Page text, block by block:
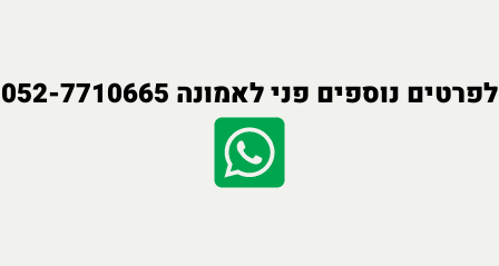
לפרטים נוספים פני לאמונה 052-7710665